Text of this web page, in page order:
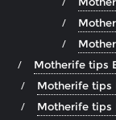
Motherife tips
Motherife tips
Motherife tips